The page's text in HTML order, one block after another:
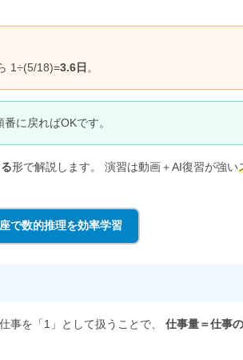
1÷(5/18)=3.6日 。
に戻ればOKです。
形で解説します。 演習は動画＋AI復習が強い
で数的推理を効率学習
事を「1」として扱うことで、 仕事量＝仕事